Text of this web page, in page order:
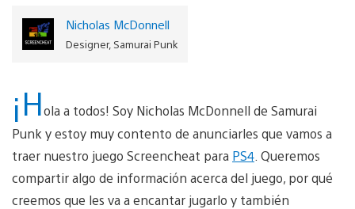
Nicholas McDonnell
Designer, Samurai Punk
¡Hola a todos! Soy Nicholas McDonnell de Samurai
Punk y estoy muy contento de anunciarles que vamos a
traer nuestro juego Screencheat para PS4 . Queremos
compartir algo de información acerca del juego, por qué
creemos que les va a encantar jugarlo y también